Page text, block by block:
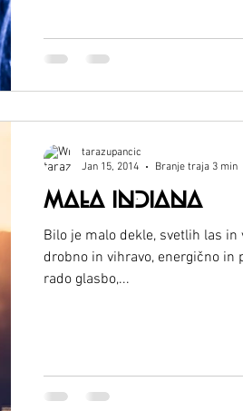
MALA INDIANA
Bilo je malo dekle, svetlih las
drobno in vihravo, energično
rado glasbo,...
tarazupancic
Jan 15, 2014
Branje traja 3 min